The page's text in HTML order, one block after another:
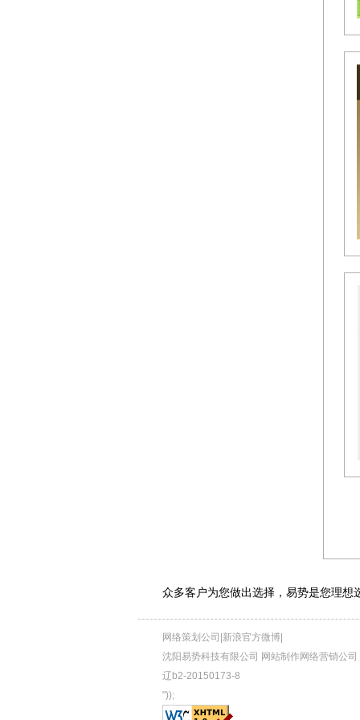
众多客户为您做出选择，易势是您理想
网络策划公司|新浪官方微博|
沈阳易势科技有限公司 网站制作网络营销公
辽b2-20150173-8
"));